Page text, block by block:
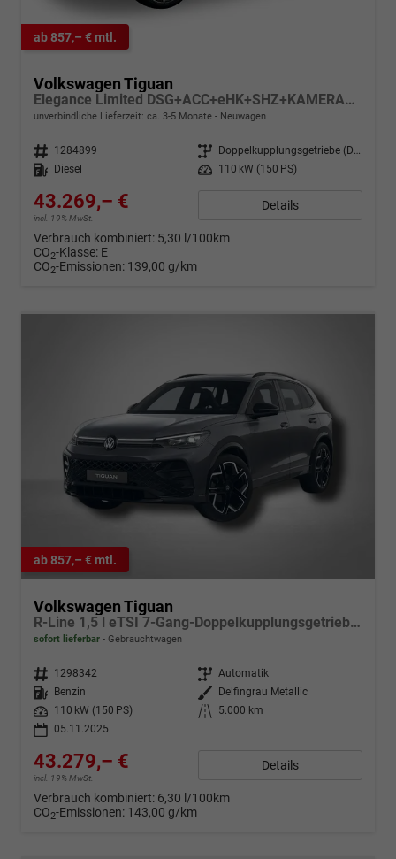
ab 857,– € mtl.
Volkswagen Tiguan
Elegance Limited DSG+ACC+eHK+SHZ+KAMERA+MASSAGE+APP+LED PLUS+18" LM
unverbindliche Lieferzeit: ca. 3-5 Monate Neuwagen
Fahrzeugnr. 1284899 Getriebe
Doppelkupplungsgetriebe (DSG)
Kraftstoff
Diesel Leistung 110 kW (150 PS)
43.269,– €
incl. 19% MwSt.
Details
Verbrauch kombiniert: 5,30 l/100km
CO2-Klasse: E
CO2-Emissionen: 139,00 g/km
ab 857,– € mtl.
Volkswagen Tiguan
R-Line 1,5 l eTSI 7-Gang-Doppelkupplungsgetriebe DSG
sofort lieferbar Gebrauchtwagen
Fahrzeugnr. 1298342 Getriebe Automatik
Kraftstoff
Benzin Außenfarbe
Delfingrau Metallic
Leistung
110 kW (150 PS) Kilometerstand
5.000 km
05.11.2025
43.279,– €
incl. 19% MwSt.
Details
Verbrauch kombiniert: 6,30 l/100km
CO2-Emissionen: 143,00 g/km